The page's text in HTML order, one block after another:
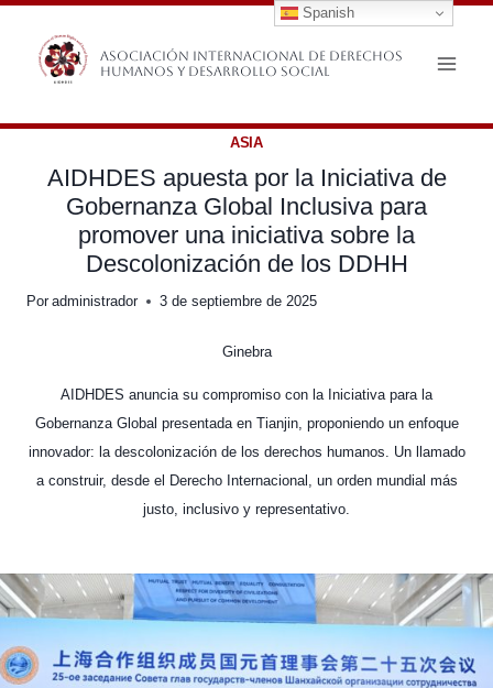
contenido
Asociación Internacional de Derechos
Humanos y Desarrollo Social
ASIA
AIDHDES apuesta por la Iniciativa de
Gobernanza Global Inclusiva para
promover una iniciativa sobre la
Descolonización de los DDHH
Por administrador 3 de septiembre de 2025
Ginebra
AIDHDES anuncia su compromiso con la Iniciativa para la
Gobernanza Global presentada en Tianjin, proponiendo un enfoque
innovador: la descolonización de los derechos humanos. Un llamado
a construir, desde el Derecho Internacional, un orden mundial más
justo, inclusivo y representativo.
Spanish